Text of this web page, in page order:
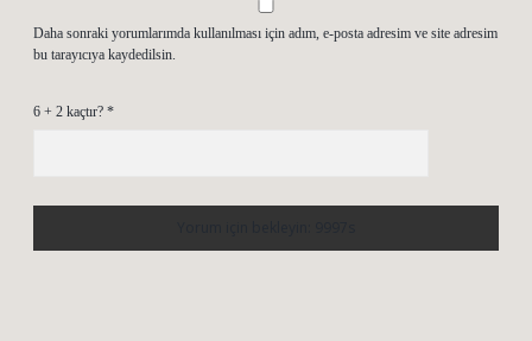
Daha sonraki yorumlarımda kullanılması için adım, e-posta adresim ve site adresim
bu tarayıcıya kaydedilsin.
6 + 2 kaçtır? *